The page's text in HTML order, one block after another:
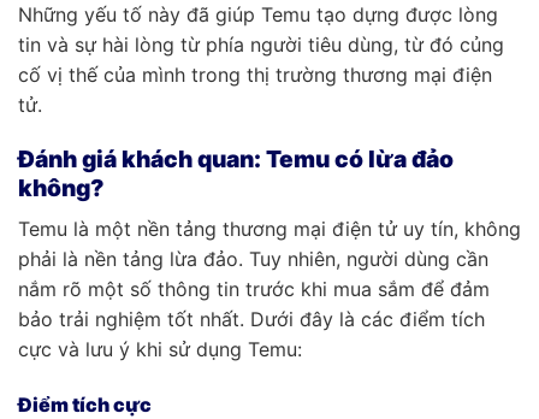
Những yếu tố này đã giúp Temu tạo dựng được lòng
tin và sự hài lòng từ phía người tiêu dùng, từ đó củng
cố vị thế của mình trong thị trường thương mại điện
tử.
Đánh giá khách quan: Temu có lừa đảo
không?
Temu là một nền tảng thương mại điện tử uy tín, không
phải là nền tảng lừa đảo. Tuy nhiên, người dùng cần
nắm rõ một số thông tin trước khi mua sắm để đảm
bảo trải nghiệm tốt nhất. Dưới đây là các điểm tích
cực và lưu ý khi sử dụng Temu:
Điểm tích cực